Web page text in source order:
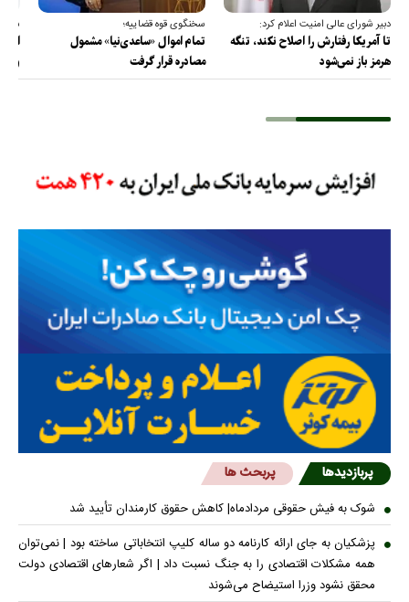
دبیر شورای عالی امنیت اعلام کرد:
تا آمریکا رفتارش را اصلاح نکند، تنگه
هرمز باز نمی‌شود
سخنگوی قوه قضاییه؛
تمام اموال «ساعدی‌نیا» مشمول
مصادره قرار گرفت
و
پربازدیدها پربحث ها
شوک به فیش حقوقی مردادماه| کاهش حقوق کارمندان تأیید شد
پزشکیان به جای ارائه کارنامه دو ساله کلیپ انتخاباتی ساخته بود | نمی‌توان
همه مشکلات اقتصادی را به جنگ نسبت داد | اگر شعار‌های اقتصادی دولت
محقق نشود وزرا استیضاح می‌شوند